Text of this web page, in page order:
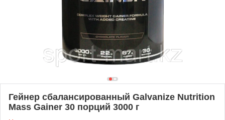
Гейнер сбалансированный Galvanize Nutrition
Mass Gainer 30 порций 3000 г